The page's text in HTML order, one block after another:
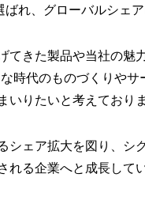
れ、グローバルシェ
てきた製品や当社の
時代のものづくりや
りたいと考えておりま
シェア拡大を図り、
る企業へと成長して